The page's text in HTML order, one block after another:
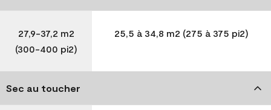
27,9-37,2 m2
(300-400 pi2)
25,5 à 34,8 m2 (275 à 375 pi2)
Sec au toucher